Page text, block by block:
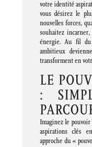
votre identité
vous désirez le
nouvelles forces,
souhaitez
énergie. Au fil
ambitieux
transforment en
LE
:
Imaginez le
aspirations clés
approche du «